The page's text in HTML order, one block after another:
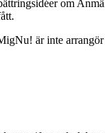
om
är inte arrangör